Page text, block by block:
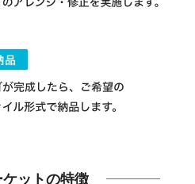
ットの特徴